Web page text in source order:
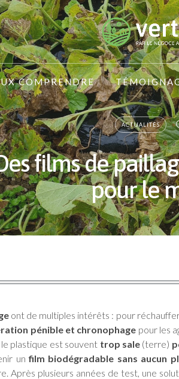
COMPRENDRE
ACTUALITÉS
films de
pour le
ont de multiples intérêts : pour
pénible et chronophage pour les
plastique est souvent trop sale (terre)
unfilm biodégradable sans aucun
Après plusieurs années de test, une